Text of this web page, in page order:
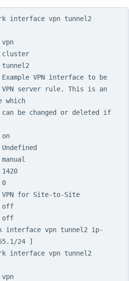
interface vpn tunnel2
VPN interface to be
server rule. This is an
which
for Site-to-Site
interface vpn tunnel2 ip-
24 ]
interface vpn tunnel2